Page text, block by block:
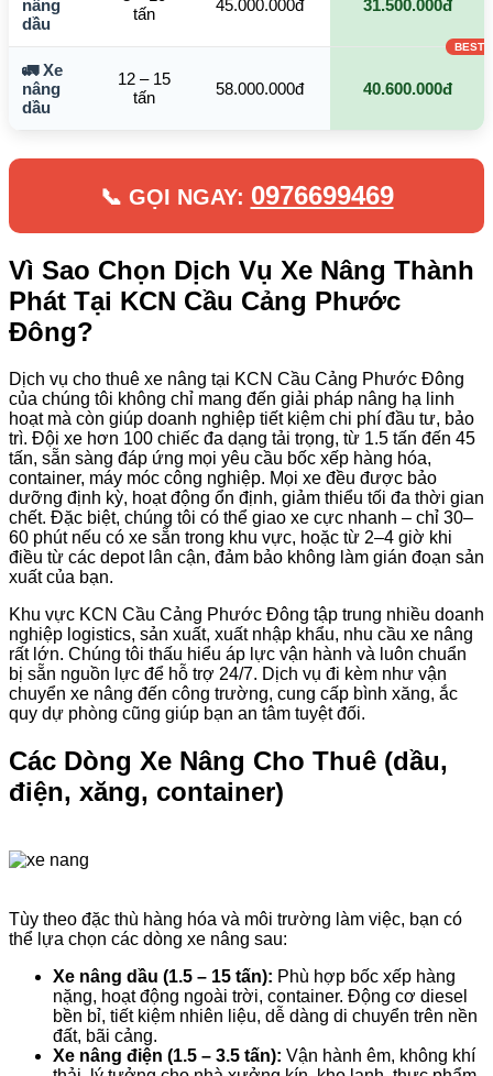
nâng
dầu
tấn
45.000.000đ 31.500.000đ
🚛 Xe
nâng
dầu
12 – 15
tấn
58.000.000đ 40.600.000đ
📞 GỌI NGAY: 0976699469
Vì Sao Chọn Dịch Vụ Xe Nâng Thành
Phát Tại KCN Cầu Cảng Phước
Đông?
Dịch vụ cho thuê xe nâng tại KCN Cầu Cảng Phước Đông
của chúng tôi không chỉ mang đến giải pháp nâng hạ linh
hoạt mà còn giúp doanh nghiệp tiết kiệm chi phí đầu tư, bảo
trì. Đội xe hơn 100 chiếc đa dạng tải trọng, từ 1.5 tấn đến 45
tấn, sẵn sàng đáp ứng mọi yêu cầu bốc xếp hàng hóa,
container, máy móc công nghiệp. Mọi xe đều được bảo
dưỡng định kỳ, hoạt động ổn định, giảm thiểu tối đa thời gian
chết. Đặc biệt, chúng tôi có thể giao xe cực nhanh – chỉ 30–
60 phút nếu có xe sẵn trong khu vực, hoặc từ 2–4 giờ khi
điều từ các depot lân cận, đảm bảo không làm gián đoạn sản
xuất của bạn.
Khu vực KCN Cầu Cảng Phước Đông tập trung nhiều doanh
nghiệp logistics, sản xuất, xuất nhập khẩu, nhu cầu xe nâng
rất lớn. Chúng tôi thấu hiểu áp lực vận hành và luôn chuẩn
bị sẵn nguồn lực để hỗ trợ 24/7. Dịch vụ đi kèm như vận
chuyển xe nâng đến công trường, cung cấp bình xăng, ắc
quy dự phòng cũng giúp bạn an tâm tuyệt đối.
Các Dòng Xe Nâng Cho Thuê (dầu,
điện, xăng, container)
Tùy theo đặc thù hàng hóa và môi trường làm việc, bạn có
thể lựa chọn các dòng xe nâng sau:
Xe nâng dầu (1.5 – 15 tấn): Phù hợp bốc xếp hàng
nặng, hoạt động ngoài trời, container. Động cơ diesel
bền bỉ, tiết kiệm nhiên liệu, dễ dàng di chuyển trên nền
đất, bãi cảng.
Xe nâng điện (1.5 – 3.5 tấn): Vận hành êm, không khí